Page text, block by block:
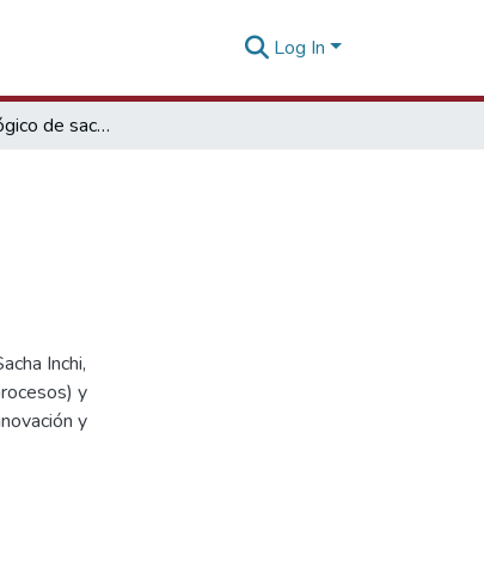
Log In
Mapeo tecnológico de sacha inchi
Inchi,
y
y